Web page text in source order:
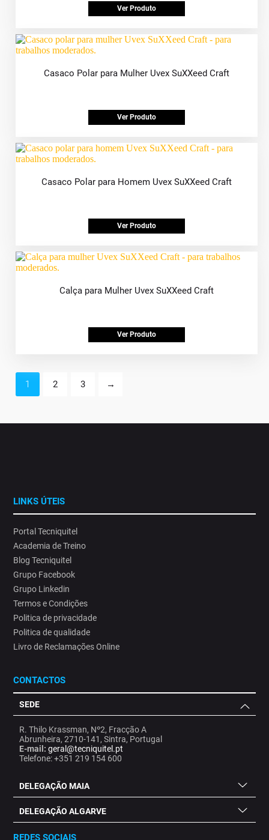
Ver Produto
Casaco Polar para Mulher Uvex SuXXeed Craft
Ver Produto
Casaco Polar para Homem Uvex SuXXeed Craft
Ver Produto
Calça para Mulher Uvex SuXXeed Craft
Ver Produto
1 2 3 →
LINKS ÚTEIS
Portal Tecniquitel
Academia de Treino
Blog Tecniquitel
Grupo Facebook
Grupo Linkedin
Termos e Condições
Politica de privacidade
Politica de qualidade
Livro de Reclamações Online
CONTACTOS
SEDE
R. Thilo Krassman, Nº2, Fracção A
Abrunheira, 2710-141, Sintra, Portugal
E-mail: geral@tecniquitel.pt
Telefone: +351 219 154 600
DELEGAÇÃO MAIA
DELEGAÇÃO ALGARVE
REDES SOCIAIS